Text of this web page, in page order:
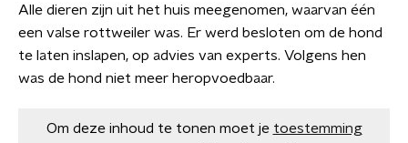
Alle dieren zijn uit het huis meegenomen, waarvan één
een valse rottweiler was. Er werd besloten om de hond
te laten inslapen, op advies van experts. Volgens hen
was de hond niet meer heropvoedbaar.
Om deze inhoud te tonen moet je toestemming